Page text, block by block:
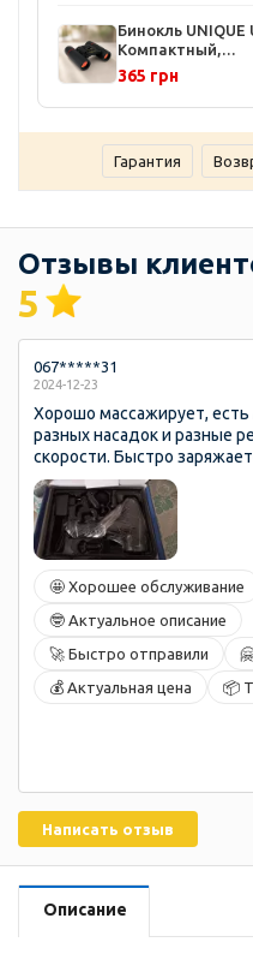
Бинокль UNIQUE
Компактный,
прорезиненный
ремешок в
365 грн
Гарантия
Отзывы
5
067*****31
2024-12-23
Хорошо массажирует, есть
разных насадок и разные
скорости. Быстро
🤩 Хорошее обслуживание
🤓 Актуальное описание
🚀 Быстро отправили
💰 Актуальная цена
📦
Написать отзыв
Описание